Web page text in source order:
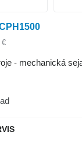
€
- mechanická